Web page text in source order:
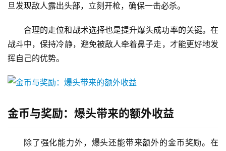
旦发现敌人露出头部，立刻开枪，确保一击必杀。
合理的走位和战术选择也是提升爆头成功率的关键。在
战斗中，保持冷静，避免被敌人牵着鼻子走，才能更好地发
挥自己的优势。
金币与奖励：爆头带来的额外收益
除了强化能力外，爆头还能带来额外的金币奖励。在